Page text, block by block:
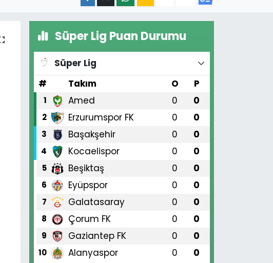
Süper Lig Puan Durumu
Süper Lig
#
Takım O P
1 Amed 0 0
2 Erzurumspor FK 0 0
3 Başakşehir 0 0
4 Kocaelispor 0 0
5 Beşiktaş 0 0
6 Eyüpspor 0 0
7 Galatasaray 0 0
8 Çorum FK 0 0
9 Gaziantep FK 0 0
10 Alanyaspor 0 0